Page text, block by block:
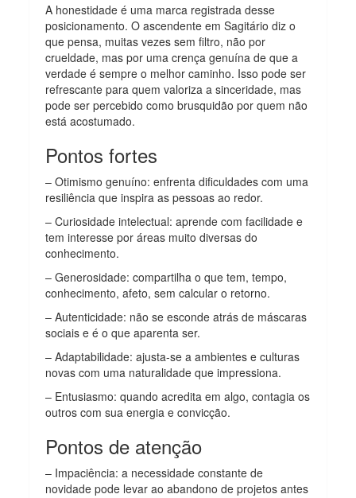
A honestidade é uma marca registrada desse
posicionamento. O ascendente em Sagitário diz o
que pensa, muitas vezes sem filtro, não por
crueldade, mas por uma crença genuína de que a
verdade é sempre o melhor caminho. Isso pode ser
refrescante para quem valoriza a sinceridade, mas
pode ser percebido como brusquidão por quem não
está acostumado.
Pontos fortes
– Otimismo genuíno: enfrenta dificuldades com uma
resiliência que inspira as pessoas ao redor.
– Curiosidade intelectual: aprende com facilidade e
tem interesse por áreas muito diversas do
conhecimento.
– Generosidade: compartilha o que tem, tempo,
conhecimento, afeto, sem calcular o retorno.
– Autenticidade: não se esconde atrás de máscaras
sociais e é o que aparenta ser.
– Adaptabilidade: ajusta-se a ambientes e culturas
novas com uma naturalidade que impressiona.
– Entusiasmo: quando acredita em algo, contagia os
outros com sua energia e convicção.
Pontos de atenção
– Impaciência: a necessidade constante de
novidade pode levar ao abandono de projetos antes